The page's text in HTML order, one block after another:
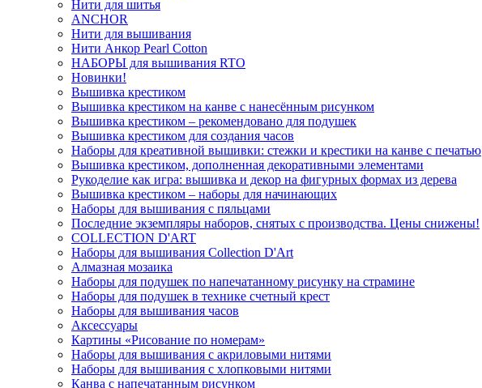
Нити для шитья
ANCHOR
Нити для вышивания
Нити Анкор Pearl Cotton
НАБОРЫ для вышивания RTO
Новинки!
Вышивка крестиком
Вышивка крестиком на канве с нанесённым рисунком
Вышивка крестиком – рекомендовано для подушек
Вышивка крестиком для создания часов
Наборы для креативной вышивки: стежки и крестики на канве с печатью
Вышивка крестиком, дополненная декоративными элементами
Рукоделие как игра: вышивка и декор на фигурных формах из дерева
Вышивка крестиком – наборы для начинающих
Наборы для вышивания с пяльцами
Последние экземпляры наборов, снятых с производства. Цены снижены!
COLLECTION D'ART
Наборы для вышивания Collection D'Art
Алмазная мозаика
Наборы для подушек по напечатанному рисунку на страмине
Наборы для подушек в технике счетный крест
Наборы для вышивания часов
Аксессуары
Картины «Рисование по номерам»
Наборы для вышивания с акриловыми нитями
Наборы для вышивания с хлопковыми нитями
Канва с напечатанным рисунком